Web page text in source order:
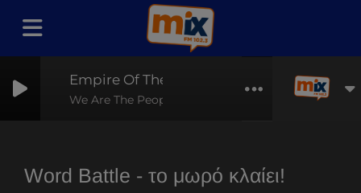
Empire Of The Sun
We Are The People
Word Battle - το μωρό κλαίει!